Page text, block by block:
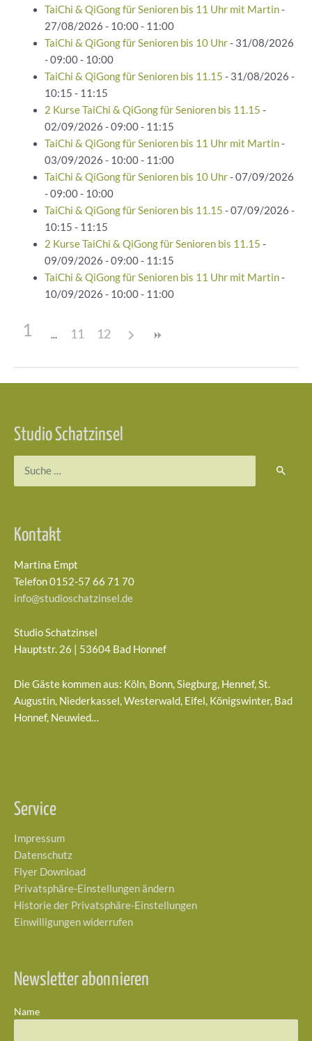
TaiChi & QiGong für Senioren bis 11 Uhr mit Martin-
27/08/2026 - 10:00 - 11:00
TaiChi & QiGong für Senioren bis 10 Uhr- 31/08/2026
- 09:00 - 10:00
TaiChi & QiGong für Senioren bis 11.15 - 31/08/2026 -
10:15 - 11:15
2 Kurse TaiChi & QiGong für Senioren bis 11.15 -
02/09/2026 - 09:00 - 11:15
TaiChi & QiGong für Senioren bis 11 Uhr mit Martin-
03/09/2026 - 10:00 - 11:00
TaiChi & QiGong für Senioren bis 10 Uhr- 07/09/2026
- 09:00 - 10:00
TaiChi & QiGong für Senioren bis 11.15 - 07/09/2026 -
10:15 - 11:15
2 Kurse TaiChi & QiGong für Senioren bis 11.15 -
09/09/2026 - 09:00 - 11:15
TaiChi & QiGong für Senioren bis 11 Uhr mit Martin-
10/09/2026 - 10:00 - 11:00
1 11 12
Studio Schatzinsel
Kontakt
Martina Empt
Telefon 0152-57 66 71 70
info@studioschatzinsel.de
Studio Schatzinsel
Hauptstr. 26 | 53604 Bad Honnef
Die Gäste kommen aus: Köln, Bonn, Siegburg, Hennef, St.
Augustin, Niederkassel, Westerwald, Eifel, Königswinter, Bad
Honnef, Neuwied…
Service
Impressum
Datenschutz
Flyer Download
Privatsphäre-Einstellungen ändern
Historie der Privatsphäre-Einstellungen
Einwilligungen widerrufen
Newsletter abonnieren
Name